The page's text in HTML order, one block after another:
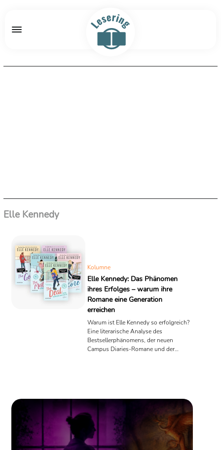
Elle Kennedy
Kolumne
Elle Kennedy: Das Phänomen
ihres Erfolges – warum ihre
Romane eine Generation
erreichen
Warum ist Elle Kennedy so erfolgreich?
Eine literarische Analyse des
Bestsellerphänomens, der neuen
Campus Diaries-Romane und der